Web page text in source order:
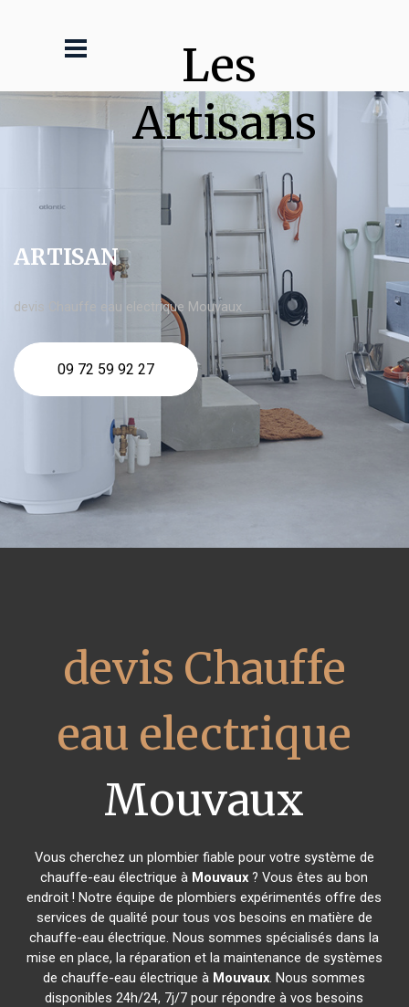
Les
Artisans
ARTISAN
devis Chauffe eau electrique Mouvaux
09 72 59 92 27
devis Chauffe
eau electrique
Mouvaux
Vous cherchez un plombier fiable pour votre système de
chauffe-eau électrique à Mouvaux ? Vous êtes au bon
endroit ! Notre équipe de plombiers expérimentés offre des
services de qualité pour tous vos besoins en matière de
chauffe-eau électrique. Nous sommes spécialisés dans la
mise en place, la réparation et la maintenance de systèmes
de chauffe-eau électrique à Mouvaux. Nous sommes
disponibles 24h/24, 7j/7 pour répondre à vos besoins